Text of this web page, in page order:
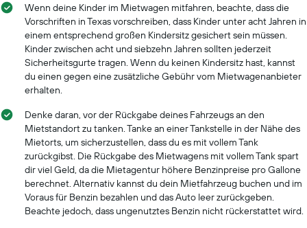
Wenn deine Kinder im Mietwagen mitfahren, beachte, dass die
Vorschriften in Texas vorschreiben, dass Kinder unter acht Jahren in
einem entsprechend großen Kindersitz gesichert sein müssen.
Kinder zwischen acht und siebzehn Jahren sollten jederzeit
Sicherheitsgurte tragen. Wenn du keinen Kindersitz hast, kannst
du einen gegen eine zusätzliche Gebühr vom Mietwagenanbieter
erhalten.
Denke daran, vor der Rückgabe deines Fahrzeugs an den
Mietstandort zu tanken. Tanke an einer Tankstelle in der Nähe des
Mietorts, um sicherzustellen, dass du es mit vollem Tank
zurückgibst. Die Rückgabe des Mietwagens mit vollem Tank spart
dir viel Geld, da die Mietagentur höhere Benzinpreise pro Gallone
berechnet. Alternativ kannst du dein Mietfahrzeug buchen und im
Voraus für Benzin bezahlen und das Auto leer zurückgeben.
Beachte jedoch, dass ungenutztes Benzin nicht rückerstattet wird.